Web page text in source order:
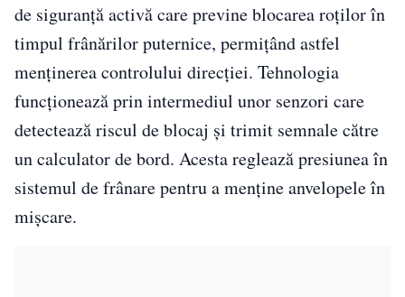
de siguranță activă care previne blocarea roților în
timpul frânărilor puternice, permițând astfel
menținerea controlului direcției. Tehnologia
funcționează prin intermediul unor senzori care
detectează riscul de blocaj și trimit semnale către
un calculator de bord. Acesta reglează presiunea în
sistemul de frânare pentru a menține anvelopele în
mișcare.